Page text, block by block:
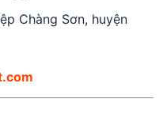
Chàng Sơn, huyện